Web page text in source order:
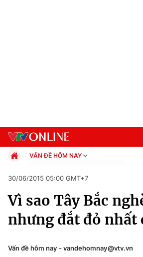
Chuyên mục
Chính trị
VẤN ĐỀ HÔM NAY
Xã hội
Pháp luật
Thể thao
Văn hóa - Giải trí
30/06/2015 05:00 GMT+7
Vì sao Tây Bắc
nhưng đắt đỏ nhất
Vấn đề hôm nay - vandehomnay@vtv.vn